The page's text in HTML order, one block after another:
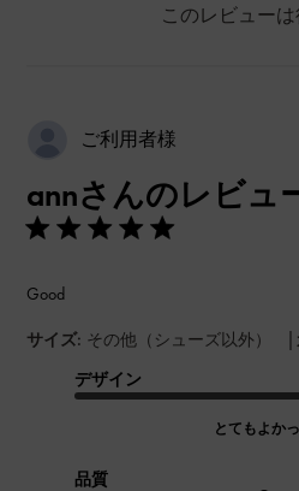
このレビュー
ご利用者様
annさんのレビュ
Good
サイズ: その他（シューズ以外） |
デザイン
とてもよか
品質